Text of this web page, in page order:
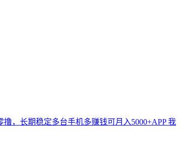
，长期稳定多台手机多赚钱可月入5000+APP 我